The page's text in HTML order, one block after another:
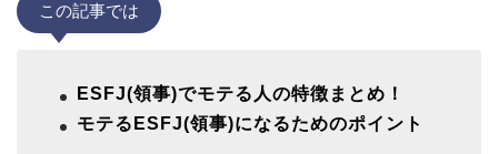
この記事では
ESFJ(領事)でモテる人の特徴まとめ！
モテるESFJ(領事)になるためのポイント